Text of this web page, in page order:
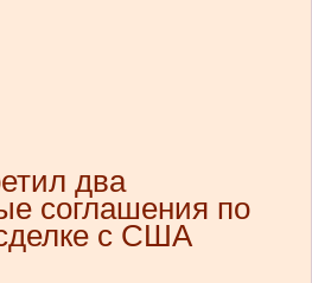
два
соглашения по
с США